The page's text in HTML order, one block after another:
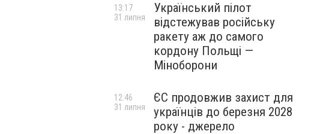
Український пілот
відстежував російську
ракету аж до самого
кордону Польщі —
Міноборони
13:17
31 липня
ЄС продовжив захист для
українців до березня 2028
року - джерело
12:46
31 липня